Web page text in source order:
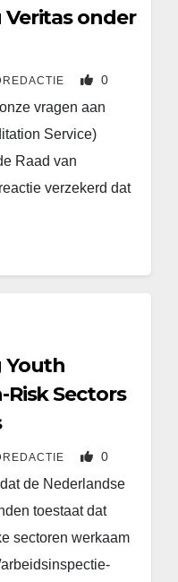
Veritas onder
0
vragen aan
Service)
Raad van
verzekerd dat
Youth
Sectors
0
de Nederlandse
toestaat dat
sectoren werkaam